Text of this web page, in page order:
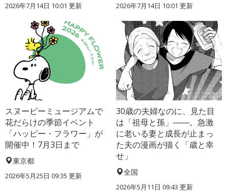
2026年7月14日 10:01 更新 2026年7月14日 10:01 更新
スヌーピーミュージアムで
花だらけの季節イベント
「ハッピー・フラワー」が
開催中！7月3日まで
東京都
2026年5月25日 09:35 更新
30歳の夫婦なのに、見た目
は「祖母と孫」――。急激
に老いる妻と成長が止まっ
た夫の漫画が描く「歳と幸
せ」
全国
2026年5月11日 09:43 更新